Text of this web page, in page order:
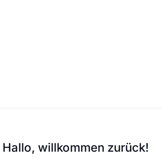
Hallo, willkommen zurück!